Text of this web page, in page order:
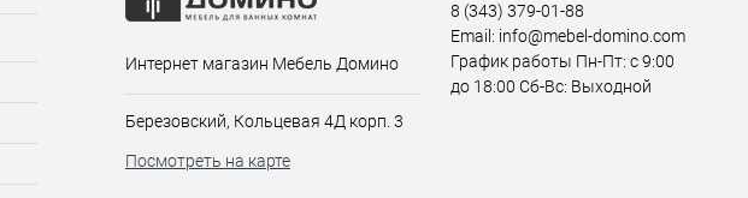
Интернет магазин Мебель Домино
Березовский, Кольцевая 4Д корп. 3
Посмотреть на карте
8 (343) 379-01-88
Email: info@mebel-domino.com
График работы Пн-Пт: с 9:00
до 18:00 Сб-Вс: Выходной